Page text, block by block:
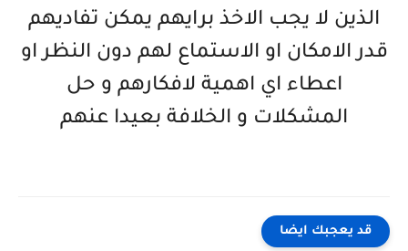
الذين لا يجب الاخذ برايهم يمكن تفاديهم
قدر الامكان او الاستماع لهم دون النظر او
اعطاء اي اهمية لافكارهم و حل
المشكلات و الخلافة بعيدا عنهم
قد يعجبك ايضا